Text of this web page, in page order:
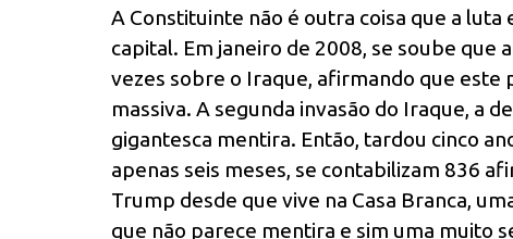
A Constituinte não é outra coisa que a
capital. Em janeiro de 2008, se soube que
vezes sobre o Iraque, afirmando que este
massiva. A segunda invasão do Iraque, a
gigantesca mentira. Então, tardou cinco
apenas seis meses, se contabilizam 836
Trump desde que vive na Casa Branca,
que não parece mentira e sim uma muito